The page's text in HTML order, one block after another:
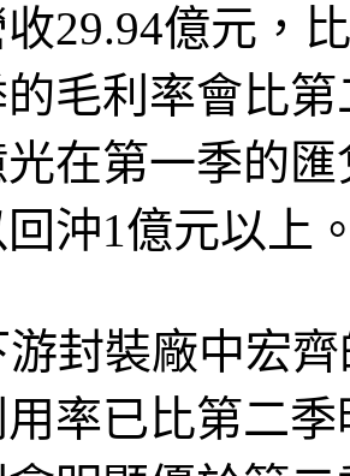
29.94億元，
毛利率會比
在第一季的
沖1億元以上
游封裝廠中宏
率已比第二